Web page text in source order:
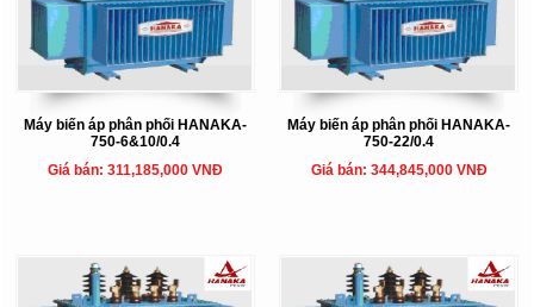
Máy biến áp phân phối HANAKA-
750-6&10/0.4
Giá bán: 311,185,000 VNĐ
Máy biến áp phân phối HANAKA-
750-22/0.4
Giá bán: 344,845,000 VNĐ